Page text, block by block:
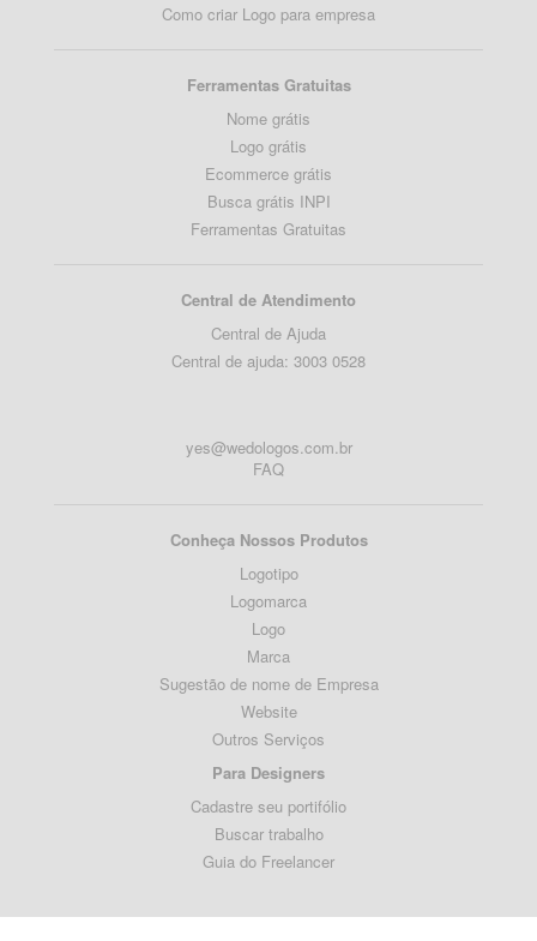
Como criar Logo para empresa
Ferramentas Gratuitas
Nome grátis
Logo grátis
Ecommerce grátis
Busca grátis INPI
Ferramentas Gratuitas
Central de Atendimento
Central de Ajuda
Central de ajuda: 3003 0528
yes@wedologos.com.br
FAQ
Conheça Nossos Produtos
Logotipo
Logomarca
Logo
Marca
Sugestão de nome de Empresa
Website
Outros Serviços
Para Designers
Cadastre seu portifólio
Buscar trabalho
Guia do Freelancer